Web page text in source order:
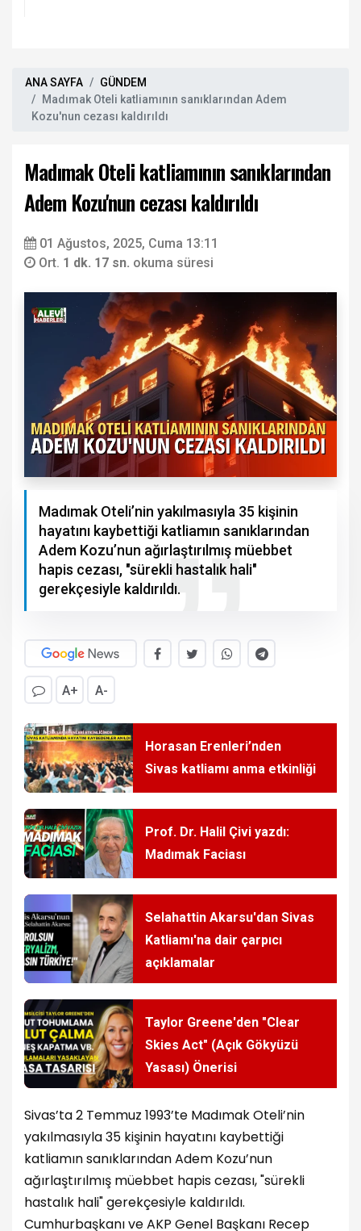
ANA SAYFA
GÜNDEM
Madımak Oteli katliamının sanıklarından Adem
Kozu'nun cezası kaldırıldı
Madımak Oteli katliamının sanıklarından
Adem Kozu'nun cezası kaldırıldı
01 Ağustos, 2025, Cuma 13:11
Ort. 1 dk. 17 sn. okuma süresi
Madımak Oteli’nin yakılmasıyla 35 kişinin
hayatını kaybettiği katliamın sanıklarından
Adem Kozu’nun ağırlaştırılmış müebbet
hapis cezası, "sürekli hastalık hali"
gerekçesiyle kaldırıldı.
A+ A-
Horasan Erenleri’nden
Sivas katliamı anma etkinliği
Prof. Dr. Halil Çivi yazdı:
Madımak Faciası
Selahattin Akarsu'dan Sivas
Katliamı'na dair çarpıcı
açıklamalar
Taylor Greene'den "Clear
Skies Act" (Açık Gökyüzü
Yasası) Önerisi
Sivas’ta 2 Temmuz 1993’te Madımak Oteli’nin
yakılmasıyla 35 kişinin hayatını kaybettiği
katliamın sanıklarından Adem Kozu’nun
ağırlaştırılmış müebbet hapis cezası, "sürekli
hastalık hali" gerekçesiyle kaldırıldı.
Cumhurbaşkanı ve AKP Genel Başkanı Recep